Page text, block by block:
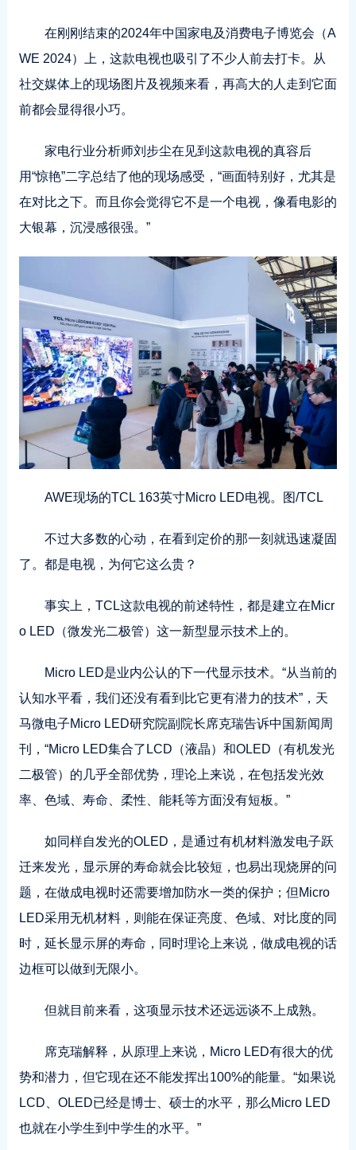
在刚刚结束的2024年中国家电及消费电子博览会（A
WE 2024）上，这款电视也吸引了不少人前去打卡。从
社交媒体上的现场图片及视频来看，再高大的人走到它面
前都会显得很小巧。
家电行业分析师刘步尘在见到这款电视的真容后
用“惊艳”二字总结了他的现场感受，“画面特别好，尤其是
在对比之下。而且你会觉得它不是一个电视，像看电影的
大银幕，沉浸感很强。”
AWE现场的TCL 163英寸Micro LED电视。图/TCL
不过大多数的心动，在看到定价的那一刻就迅速凝固
了。都是电视，为何它这么贵？
事实上，TCL这款电视的前述特性，都是建立在Micr
o LED（微发光二极管）这一新型显示技术上的。
Micro LED是业内公认的下一代显示技术。“从当前的
认知水平看，我们还没有看到比它更有潜力的技术”，天
马微电子Micro LED研究院副院长席克瑞告诉中国新闻周
刊，“Micro LED集合了LCD（液晶）和OLED（有机发光
二极管）的几乎全部优势，理论上来说，在包括发光效
率、色域、寿命、柔性、能耗等方面没有短板。”
如同样自发光的OLED，是通过有机材料激发电子跃
迁来发光，显示屏的寿命就会比较短，也易出现烧屏的问
题，在做成电视时还需要增加防水一类的保护；但Micro
LED采用无机材料，则能在保证亮度、色域、对比度的同
时，延长显示屏的寿命，同时理论上来说，做成电视的话
边框可以做到无限小。
但就目前来看，这项显示技术还远远谈不上成熟。
席克瑞解释，从原理上来说，Micro LED有很大的优
势和潜力，但它现在还不能发挥出100%的能量。“如果说
LCD、OLED已经是博士、硕士的水平，那么Micro LED
也就在小学生到中学生的水平。”